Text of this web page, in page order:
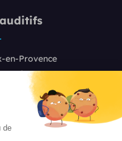
de
en-Provence
Billancourt
Lyon 2